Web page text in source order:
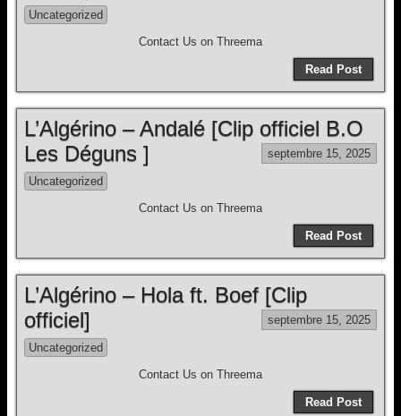
Uncategorized
Contact Us on Threema
Read Post
L’Algérino – Andalé [Clip officiel B.O
Les Déguns ]
septembre 15, 2025
Uncategorized
Contact Us on Threema
Read Post
L’Algérino – Hola ft. Boef [Clip
officiel]
septembre 15, 2025
Uncategorized
Contact Us on Threema
Read Post